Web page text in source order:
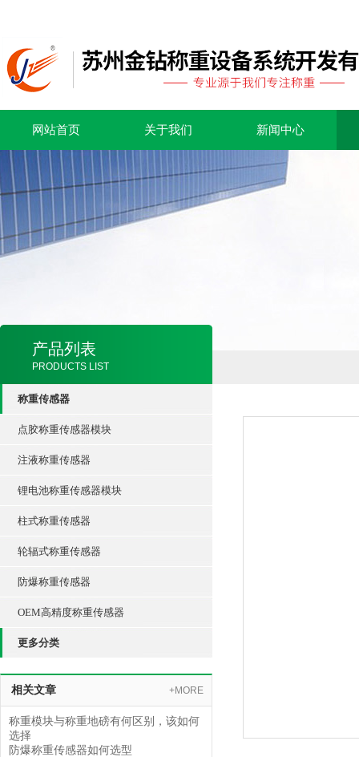
网站首页 关于我们 新闻中心
产品列表
PRODUCTS LIST
称重传感器
点胶称重传感器模块
注液称重传感器
锂电池称重传感器模块
柱式称重传感器
轮辐式称重传感器
防爆称重传感器
OEM高精度称重传感器
更多分类
相关文章 +MORE
称重模块与称重地磅有何区别，该如何
选择
防爆称重传感器如何选型